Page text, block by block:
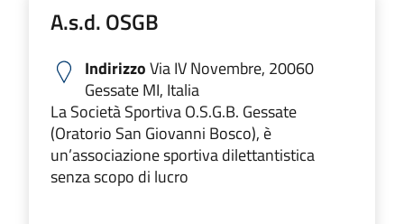
A.s.d. OSGB
IndirizzoVia IV Novembre, 20060
Gessate MI, Italia
La Società Sportiva O.S.G.B. Gessate
(Oratorio San Giovanni Bosco), è
un’associazione sportiva dilettantistica
senza scopo di lucro